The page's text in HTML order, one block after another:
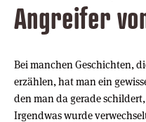
Angreifer
Bei manchen Geschichten,
erzählen, hat man ein
den man da gerade
Irgendwas wurde